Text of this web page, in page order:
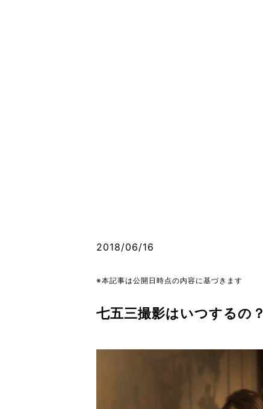
2018/06/16
※本記事は公開日時点の内容に基づきます
七五三撮影はいつするの？